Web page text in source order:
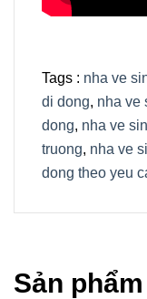
Tags : nha ve
di dong, nha ve
dong, nha ve
truong, nha ve
dong theo yeu
Sản